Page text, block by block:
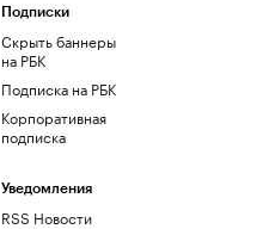
Подписки
Скрыть баннеры
на РБК
Подписка на РБК
Корпоративная
подписка
Уведомления
RSS Новости